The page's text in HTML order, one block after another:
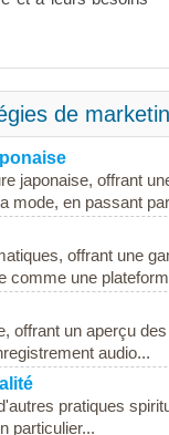
de
japonaise, offrant
mode, en passant
offrant une
comme une
offrant un aperçu
audio...
pratiques
particulier...